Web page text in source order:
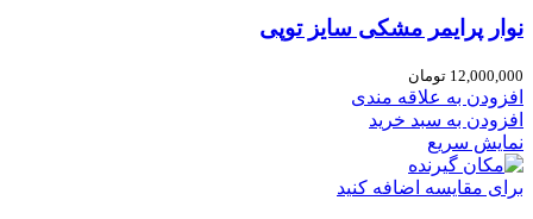
نوار پرایمر مشکی سایز توپی
12,000,000 تومان
افزودن به علاقه مندی
افزودن به سبد خرید
نمایش سریع
برای مقایسه اضافه کنید